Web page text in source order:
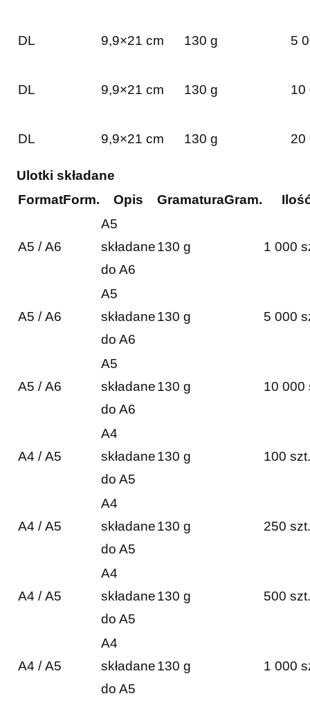
DL 9,9×21 cm 130 g 5
DL 9,9×21 cm 130 g 10
DL 9,9×21 cm 130 g 20
Ulotki składane
FormatForm. Opis GramaturaGram.
A5 / A6
A5
składane
do A6
130 g 1 000
A5 / A6
A5
składane
do A6
130 g 5 000
A5 / A6
A5
składane
do A6
130 g 10 000
A4 / A5
A4
składane
do A5
130 g 100 szt.
A4 / A5
A4
składane
do A5
130 g 250 szt.
A4 / A5
A4
składane
do A5
130 g 500 szt.
A4 / A5
A4
składane
do A5
130 g 1 000